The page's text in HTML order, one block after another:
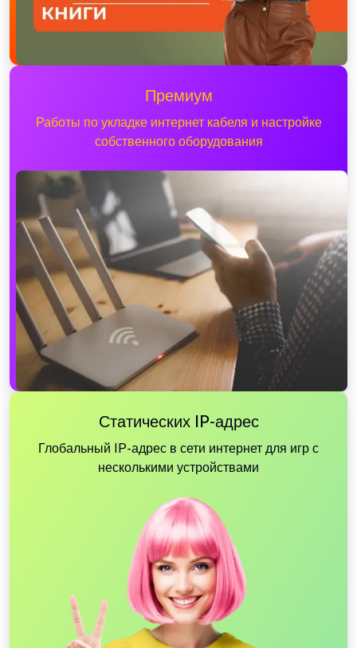
Премиум
Работы по укладке интернет кабеля и настройке
собственного оборудования
Статических IP-адрес
Глобальный IP-адрес в сети интернет для игр с
несколькими устройствами